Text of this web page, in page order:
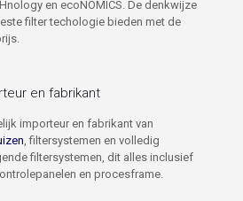
en ecoNOMICS. De denkwijze
filter techologie bieden met de
en fabrikant
importeur en fabrikant van
, filtersystemen en volledig
filtersystemen, dit alles inclusief
en procesframe.